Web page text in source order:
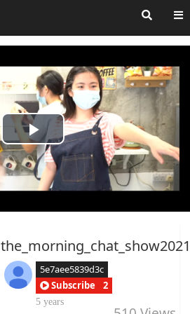
Play
Video
5e7aee5839d3c
Subscribe
2
5 years